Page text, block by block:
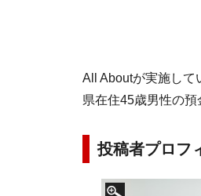
All Aboutが実施して
県在住45歳男性の預
投稿者プロフ